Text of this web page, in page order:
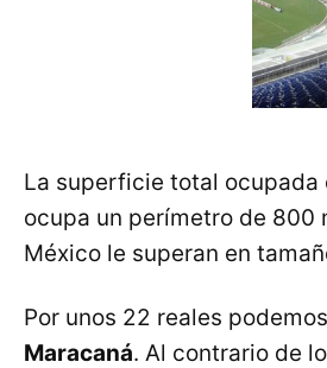
La superficie total ocupada
ocupa un perímetro de 800
México le superan en
Por unos 22 reales
Maracaná. Al contrario de